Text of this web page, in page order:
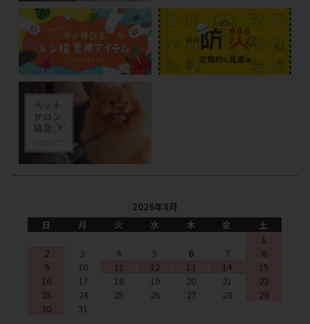
2026年8月
日
月 火 水 木 金
土
1
2
3 4 5 6 7
8
9
10 11 12 13 14
15
16
17 18 19 20 21
22
23
24 25 26 27 28
29
30
31